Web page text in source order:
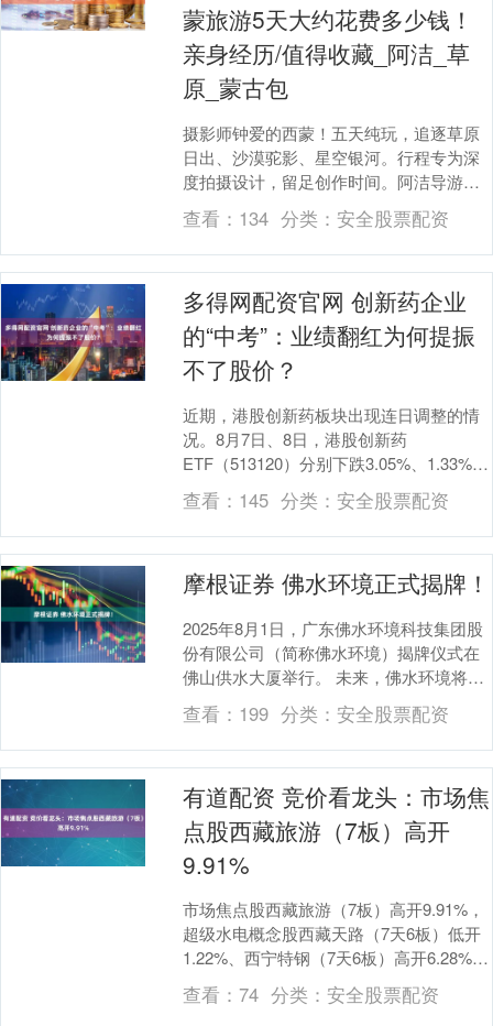
蒙旅游5天大约花费多少钱！
亲身经历/值得收藏_阿洁_草
原_蒙古包
摄影师钟爱的西蒙！五天纯玩，追逐草原
日出、沙漠驼影、星空银河。行程专为深
度拍摄设计，留足创作时间。阿洁导游熟
悉最佳机位和光影时刻，是您的绝佳向
导。她的热情服务，....
查看： 134 分类： 安全股票配资
多得网配资官网 创新药企业
的“中考”：业绩翻红为何提振
不了股价？
近期，港股创新药板块出现连日调整的情
况。8月7日、8日，港股创新药
ETF（513120）分别下跌3.05%、1.33%，
市场情绪再度转冷。但另一方面，多家创
新药....
查看： 145 分类： 安全股票配资
摩根证券 佛水环境正式揭牌！
2025年8月1日，广东佛水环境科技集团股
份有限公司（简称佛水环境）揭牌仪式在
佛山供水大厦举行。 未来，佛水环境将锚
定“再造一个新佛水”的奋斗目标，
以“1236....
查看： 199 分类： 安全股票配资
有道配资 竞价看龙头：市场焦
点股西藏旅游（7板）高开
9.91%
市场焦点股西藏旅游（7板）高开9.91%，
超级水电概念股西藏天路（7天6板）低开
1.22%、西宁特钢（7天6板）高开6.28%、
深水规院（创业板7天5板）低开2....
查看：74 分类： 安全股票配资